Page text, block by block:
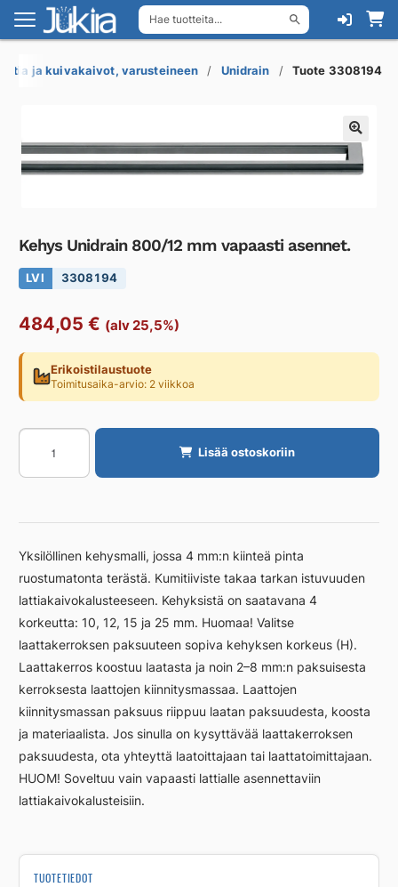
Hae tuotteita...
Siirry
navigointiin
Siirry
sisältöön
ja kuivakaivot, varusteineen Unidrain Tuote 3308194
Kehys Unidrain 800/12 mm vapaasti asennet.
LVI 3308194
484,05 € (alv 25,5%)
Erikoistilaustuote
Toimitusaika-arvio: 2 viikkoa
Kehys
Unidrain
800/12
vapaasti
määrä
Lisää ostoskoriin
Yksilöllinen kehysmalli, jossa 4 mm:n kiinteä pinta
ruostumatonta terästä. Kumitiiviste takaa tarkan istuvuuden
lattiakaivokalusteeseen. Kehyksistä on saatavana 4
korkeutta: 10, 12, 15 ja 25 mm. Huomaa! Valitse
laattakerroksen paksuuteen sopiva kehyksen korkeus (H).
Laattakerros koostuu laatasta ja noin 2–8 mm:n paksuisesta
kerroksesta laattojen kiinnitysmassaa. Laattojen
kiinnitysmassan paksuus riippuu laatan paksuudesta, koosta
ja materiaalista. Jos sinulla on kysyttävää laattakerroksen
paksuudesta, ota yhteyttä laatoittajaan tai laattatoimittajaan.
HUOM! Soveltuu vain vapaasti lattialle asennettaviin
lattiakaivokalusteisiin.
TUOTETIEDOT